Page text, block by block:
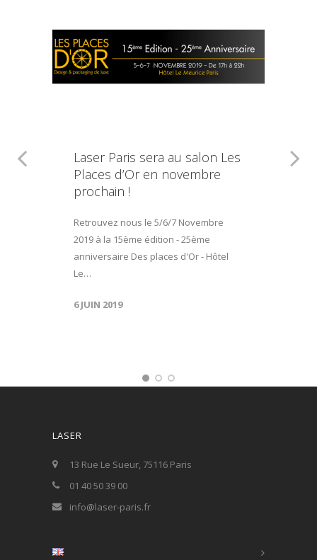
Laser Paris sera au salon Les
Places d’Or en novembre
prochain !
Retrouvez nous le 5/6/7 Novembre
2019 à la 15ème édition - 25ème
anniversaire Des places d'Or - Hôtel
Le…
6 JUIN 2019
LASER
13 Rue Le Sueur, 75116 Paris
01 40 50 39 00
info@laser-paris.fr